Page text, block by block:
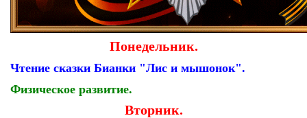
Понедельник.
Чтение сказки Бианки "Лис и мышонок".
Физическое развитие.
Вторник.